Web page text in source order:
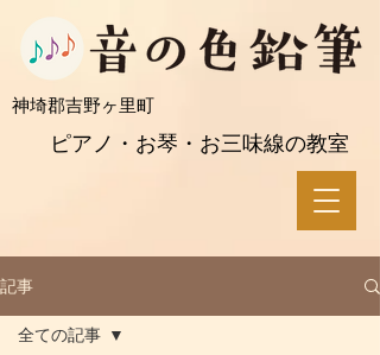
ピアノ・お琴・お三味線の教室
​神埼郡吉野ヶ里町
記事
全ての記事